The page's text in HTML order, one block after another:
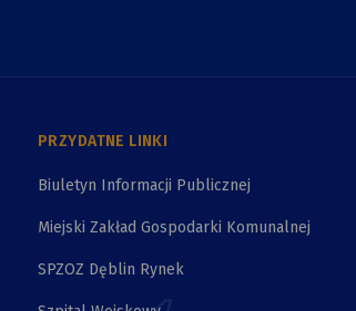
PRZYDATNE LINKI
Biuletyn Informacji Publicznej
Miejski Zakład Gospodarki Komunalnej
SPZOZ Dęblin Rynek